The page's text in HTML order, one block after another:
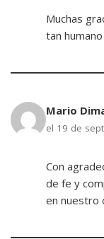
Muchas
tan
Mario
el 19 de
Con
de fe y
en nuestro